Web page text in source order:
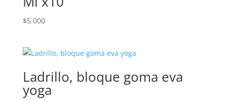
$5.000
Ladrillo, bloque goma eva
yoga